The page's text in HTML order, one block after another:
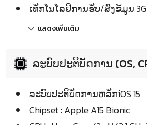
ເທັກໂນໂລຢີການຮັບ/ສົ່ງຂໍ້ມູນ 3G
แสดงเพิ่มเติม
ລະບົບປະຕິບັດການ (OS,
ລະບົບປະຕິບັດການຫລັກiOS 15
Chipset : Apple A15 Bionic